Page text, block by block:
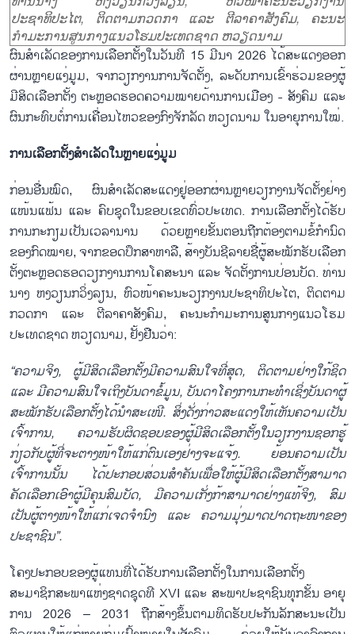
ປະຊາທິປະໄຕ, ຕິດຕາມກວດກາ ແລະ ຕີລາຄາສັງຄົມ, ຄະນະ
ກຳມະການສູນກາງແນວໂຮມປະເທດຊາດ ຫວຽດນາມ
ຜົນສຳເລັດຂອງການເລືອກຕັ້ງໃນວັນທີ 15 ມີນາ 2026 ໄດ້ສະແດງອອກ
ຜ່ານຫຼາຍແງ່ມູມ, ຈາກວຽກງານການຈັດຕັ້ງ, ລະດັບການເຂົ້າຮ່ວມຂອງຜູ້
ມີສິດເລືອກຕັ້ງ ຕະຫຼອດຮອດຄວາມໝາຍດ້ານການເມືອງ - ສັງຄົມ ແລະ
ຜົນກະທົບຕໍ່ການເຄື່ອນໄຫວຂອງກົງຈັກລັດ ຫວຽດນາມ ໃນອາຍຸການໃໝ່.
ການເລືອກຕັ້ງສຳເລັດໃນຫຼາຍແງ່ມູມ
ກ່ອນອື່ນໝົດ, ຜົນສຳເລັດສະແດງຢູ່ອອກຜ່ານຫຼາຍວຽກງານຈັດຕັ້ງຢ່າງ
ແໜ້ນແຟ້ນ ແລະ ຄົບຊຸດໃນຂອບເຂດທົ່ວປະເທດ. ການເລືອກຕັ້ງໄດ້ຮັບ
ການກະກຽມເປັນເວລານານ ດ້ວຍຫຼາຍຂັ້ນຕອນຖືກຕ້ອງຕາມຂໍ້ກຳນົດ
ຂອງກົດໝາຍ, ຈາກຂອດປຶກສາຫາລື, ສ້າງບັນຊີລາຍຊື່ຜູ້ສະໝັກຮັບເລືອກ
ຕັ້ງຕະຫຼອດຮອດວຽກງານການໂຄສະນາ ແລະ ຈັດຕັ້ງການປ່ອນບັດ. ທ່ານ
ນາງ ຫງວຽນກວິ່ງລຽນ, ຫົວໜ້າຄະນະວຽກງານປະຊາທິປະໄຕ, ຕິດຕາມ
ກວດກາ ແລະ ຕີລາຄາສັງຄົມ, ຄະນະກຳມະການສູນກາງແນວໂຮມ
ປະເທດຊາດ ຫວຽດນາມ, ຢັ້ງຢືນວ່າ:
“ຄວາມຈິງ, ຜູ້ມີສິດເລືອກຕັ້ງມີຄວາມສົນໃຈທີ່ສຸດ, ຕິດຕາມຢ່າງໃກ້ຊິດ
ແລະ ມີຄວາມສົນໃຈເຖິງບັນດາຂໍ້ມູນ, ບັນດາໂຄງການກະທຳເຊິ່ງບັນດາຜູ້
ສະໝັກຮັບເລືອກຕັ້ງໄດ້ນຳສະເໜີ. ສິ່ງດັ່ງກ່າວສະແດງໃຫ້ເຫັນຄວາມເປັນ
ເຈົ້າການ, ຄວາມຮັບຜິດຊອບຂອງຜູ້ມີສິດເລືອກຕັ້ງໃນວຽກງານຊອກຮູ້
ກ່ຽວກັບຜູ້ທີ່ຈະຕາງໜ້າໃຫ້ແກ່ຕົນເອງຢ່າງຈະແຈ້ງ. ຍ້ອນຄວາມເປັນ
ເຈົ້າການນັ້ນ ໄດ້ປະກອບສ່ວນສຳຄັນເພື່ອໃຫ້ຜູ້ມີສິດເລືອກຕັ້ງສາມາດ
ຄັດເລືອກເອົາຜູ້ມີຄຸນສົມບັດ, ມີຄວາມເກັ່ງກ້າສາມາດຢ່າງແທ້ຈິງ, ສົມ
ເປັນຜູ້ຕາງໜ້າໃຫ້ແກ່ເຈດຈຳນົງ ແລະ ຄວາມມຸ່ງມາດປາດຖະໜາຂອງ
ປະຊາຊົນ”.
ໂຄງປະກອບຂອງຜູ້ແທນທີ່ໄດ້ຮັບການເລືອກຕັ້ງໃນການເລືອກຕັ້ງ
ສະມາຊິກສະພາແຫ່ງຊາດຊຸດທີ XVI ແລະ ສະພາປະຊາຊົນທຸກຂັ້ນ ອາຍຸ
ການ 2026 – 2031 ຖືກສ້າງຂຶ້ນຕາມທິດຮັບປະກັນລັກສະນະເປັນ